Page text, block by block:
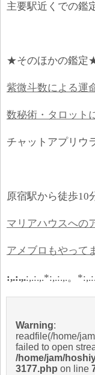
主要駅近くでの鑑
★そのほかの鑑定
紫微斗数による運
数秘術・タロット
チャットアプリウ
原宿駅から徒歩10
マリアハウスへの
アメブロもやって
:,.:.,.:,.:.,.*:,.:.,.。
Warning:
readfile(/home/
failed to open
/home/jam/
3177.php on line